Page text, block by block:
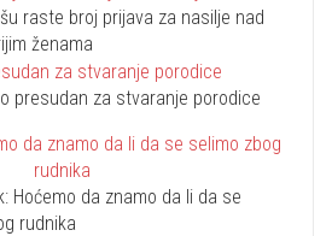
raste broj prijava za nasilje nad
ženama
presudan za stvaranje porodice
Hoćemo da znamo da li da se
rudnika